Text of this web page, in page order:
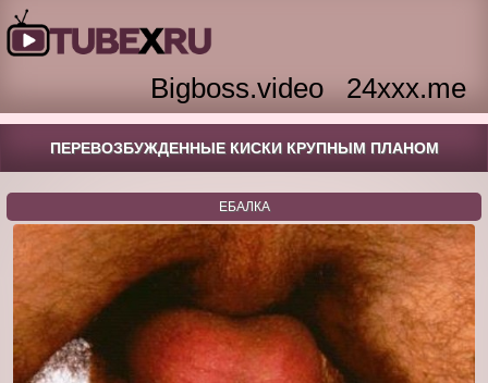
Bigboss.video 24xxx.me
ПЕРЕВОЗБУЖДЕННЫЕ КИСКИ КРУПНЫМ ПЛАНОМ
ЕБАЛКА